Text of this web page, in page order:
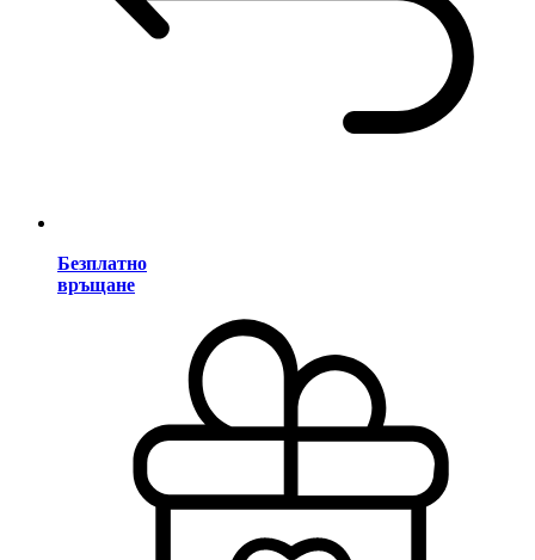
Безплатно
връщане